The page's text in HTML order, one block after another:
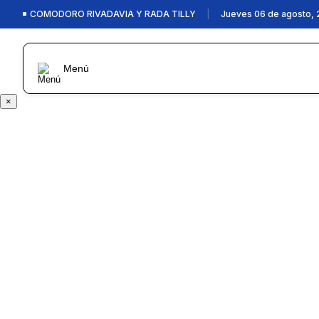
COMODORO RIVADAVIA Y RADA TILLY Jueves 06 de agosto,
Menú
×